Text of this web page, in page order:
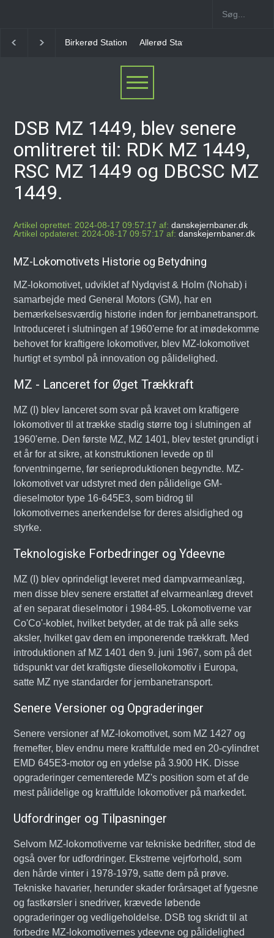
Birkerød Station Allerød Station
DSB MZ 1449, blev senere
omlitreret til: RDK MZ 1449,
RSC MZ 1449 og DBCSC MZ
1449.
Artikel oprettet: 2024-08-17 09:57:17 af: danskejernbaner.dk
Artikel opdateret: 2024-08-17 09:57:17 af: danskejernbaner.dk
MZ-Lokomotivets Historie og Betydning
MZ-lokomotivet, udviklet af Nydqvist & Holm (Nohab) i
samarbejde med General Motors (GM), har en
bemærkelsesværdig historie inden for jernbanetransport.
Introduceret i slutningen af 1960'erne for at imødekomme
behovet for kraftigere lokomotiver, blev MZ-lokomotivet
hurtigt et symbol på innovation og pålidelighed.
MZ - Lanceret for Øget Trækkraft
MZ (I) blev lanceret som svar på kravet om kraftigere
lokomotiver til at trække stadig større tog i slutningen af
1960'erne. Den første MZ, MZ 1401, blev testet grundigt i
et år for at sikre, at konstruktionen levede op til
forventningerne, før serieproduktionen begyndte. MZ-
lokomotivet var udstyret med den pålidelige GM-
dieselmotor type 16-645E3, som bidrog til
lokomotivernes anerkendelse for deres alsidighed og
styrke.
Teknologiske Forbedringer og Ydeevne
MZ (I) blev oprindeligt leveret med dampvarmeanlæg,
men disse blev senere erstattet af elvarmeanlæg drevet
af en separat dieselmotor i 1984-85. Lokomotiverne var
Co'Co'-koblet, hvilket betyder, at de trak på alle seks
aksler, hvilket gav dem en imponerende trækkraft. Med
introduktionen af MZ 1401 den 9. juni 1967, som på det
tidspunkt var det kraftigste diesellokomotiv i Europa,
satte MZ nye standarder for jernbanetransport.
Senere Versioner og Opgraderinger
Senere versioner af MZ-lokomotivet, som MZ 1427 og
fremefter, blev endnu mere kraftfulde med en 20-cylindret
EMD 645E3-motor og en ydelse på 3.900 HK. Disse
opgraderinger cementerede MZ's position som et af de
mest pålidelige og kraftfulde lokomotiver på markedet.
Udfordringer og Tilpasninger
Selvom MZ-lokomotiverne var tekniske bedrifter, stod de
også over for udfordringer. Ekstreme vejrforhold, som
den hårde vinter i 1978-1979, satte dem på prøve.
Tekniske havarier, herunder skader forårsaget af fygesne
og fastkørsler i snedriver, krævede løbende
opgraderinger og vedligeholdelse. DSB tog skridt til at
forbedre MZ-lokomotivernes ydeevne og pålidelighed